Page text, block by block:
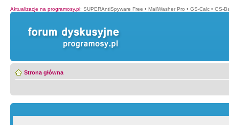
Aktualizacje na programosy.pl: SUPERAntiSpyware Free • MailWasher Pro • GS-Calc • GS-
Strona główna